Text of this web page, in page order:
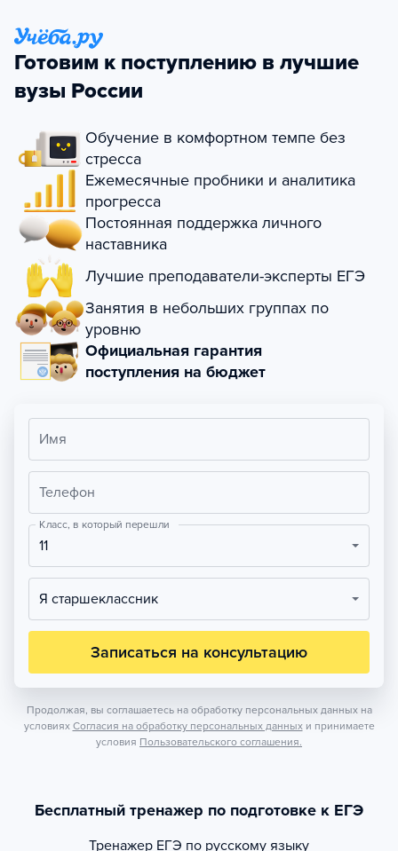
Готовим к поступлению в лучшие
вузы России
Обучение в комфортном темпе без
стресса
Ежемесячные пробники и аналитика
прогресса
Постоянная поддержка личного
наставника
Лучшие преподаватели-эксперты ЕГЭ
Занятия в небольших группах по
уровню
Официальная гарантия
поступления на бюджет
Имя
Телефон
Класс, в который перешли
11
Я старшеклассник
Записаться на консультацию
Продолжая, вы соглашаетесь на обработку персональных данных на
условиях Согласия на обработку персональных данных и принимаете
условия Пользовательского соглашения.
Бесплатный тренажер по подготовке к ЕГЭ
Тренажер ЕГЭ по русскому языку